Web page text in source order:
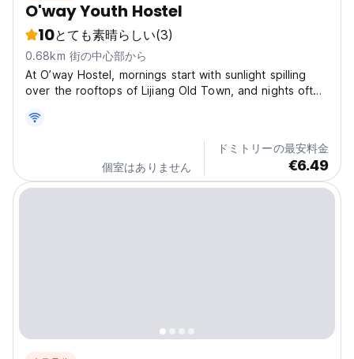
O'way Youth Hostel
10とても素晴らしい(3)
0.68km 街の中心部から
At O’way Hostel, mornings start with sunlight spilling
over the rooftops of Lijiang Old Town, and nights often
bar with travelers from all over the world. We’re just
300m from the Old Town entrance (3-minute...
個室はありません
ドミトリーの最安料金
€6.49